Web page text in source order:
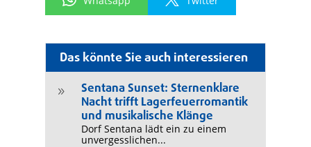
Das könnte Sie auch interessieren
9
Sentana Sunset: Sternenklare
Nacht trifft Lagerfeuerromantik
und musikalische Klänge
Dorf Sentana lädt ein zu einem
unvergesslichen...